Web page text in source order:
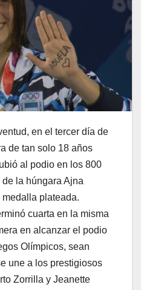
en el tercer día de
de tan solo 18 años
al podio en los 800
la húngara Ajna
plateada.
cuarta en la misma
en alcanzar el podio
Olímpicos, sean
une a los prestigiosos
Zorrilla y Jeanette